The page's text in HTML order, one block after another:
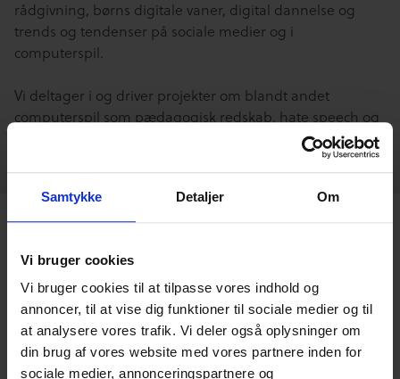
Samtykke Detaljer Om
Vi bruger cookies
Vi bruger cookies til at tilpasse vores indhold og
annoncer, til at vise dig funktioner til sociale medier og til
at analysere vores trafik. Vi deler også oplysninger om
din brug af vores website med vores partnere inden for
sociale medier, annonceringspartnere og
rådgivning, børns digitale vaner, digital dannelse og
trends og tendenser på sociale medier og i
computerspil.
Vi deltager i og driver projekter om blandt andet
computerspil som pædagogisk redskab, hate speech og
Relaterede
blogindlæg